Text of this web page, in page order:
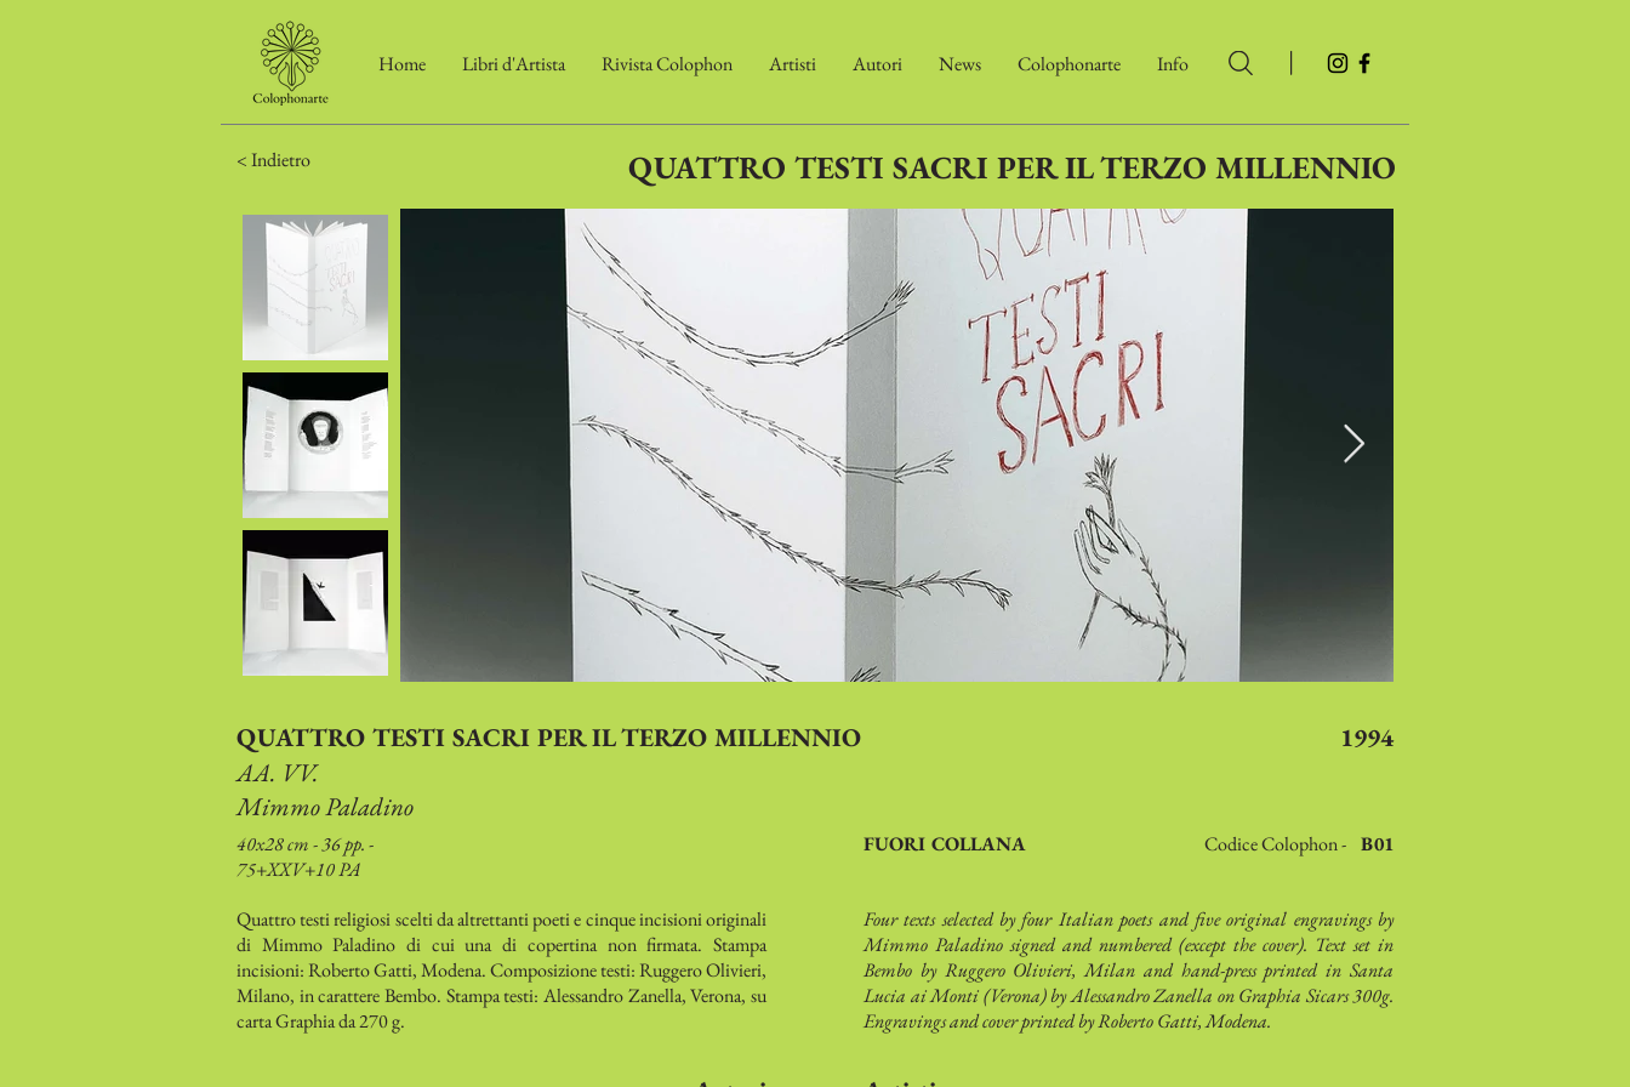
Home Libri d'Artista Rivista Colophon Artisti Autori News Colophonarte Info |
< Indietro QUATTRO TESTI SACRI PER IL TERZO MILLENNIO
QUATTRO TESTI SACRI PER IL TERZO MILLENNIO
1994
AA. VV.
Mimmo Paladino
40x28 cm - 36 pp. -
75+XXV+10 PA
Quattro testi religiosi scelti da altrettanti poeti e cinque incisioni originali
di Mimmo Paladino di cui una di copertina non firmata. Stampa
incisioni: Roberto Gatti, Modena. Composizione testi: Ruggero Olivieri,
Milano, in carattere Bembo. Stampa testi: Alessandro Zanella, Verona, su
carta Graphia da 270 g.
FUORI COLLANA B01
Codice Colophon -
Four texts selected by four Italian poets and five original engravings by
Mimmo Paladino signed and numbered (except the cover). Text set in
Bembo by Ruggero Olivieri, Milan and hand-press printed in Santa
Lucia ai Monti (Verona) by Alessandro Zanella on Graphia Sicars 300g.
Engravings and cover printed by Roberto Gatti, Modena.